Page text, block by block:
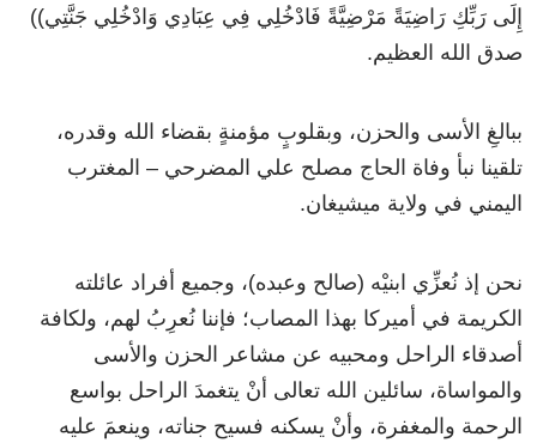
إِلَى رَبِّكِ رَاضِيَةً مَرْضِيَّةً فَادْخُلِي فِي عِبَادِي وَادْخُلِي جَنَّتِي))
صدق الله العظيم.
ببالغِ الأسى والحزن، وبقلوبٍ مؤمنةٍ بقضاء الله وقدره،
تلقينا نبأ وفاة الحاج مصلح علي المضرحي – المغترب
اليمني في ولاية ميشيغان.
نحن إذ نُعزِّي ابنيْه (صالح وعبده)، وجميع أفراد عائلته
الكريمة في أميركا بهذا المصاب؛ فإننا نُعرِبُ لهم، ولكافة
أصدقاء الراحل ومحبيه عن مشاعر الحزن والأسى
والمواساة، سائلين الله تعالى أنْ يتغمدَ الراحل بواسع
الرحمة والمغفرة، وأنْ يسكنه فسيح جناته، وينعمَ عليه